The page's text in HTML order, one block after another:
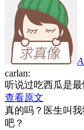
carlan:
听说过吃西瓜是最
查看原文
真的吗？医生叫
吧？